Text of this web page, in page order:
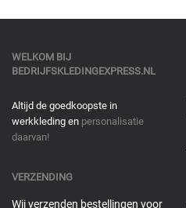
WELKOM BIJ
BEDRIJFSKLEDINGEXPRESS.NL
Altijd de goedkoopste in
werkkleding en personalisatie
daarvan!
VERZENDING
Wij verzenden bestellingen voor